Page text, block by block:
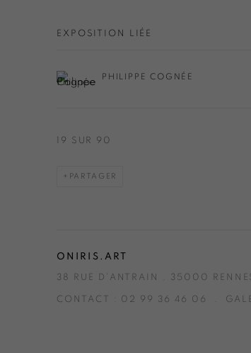
EXPOSITION LIÉE
PHILIPPE COGNÉE
19 SUR 90
PARTAGER
ONIRIS.ART
38 RUE D’ANTRAIN . 35000
CONTACT : 02 99 36 46 06 .